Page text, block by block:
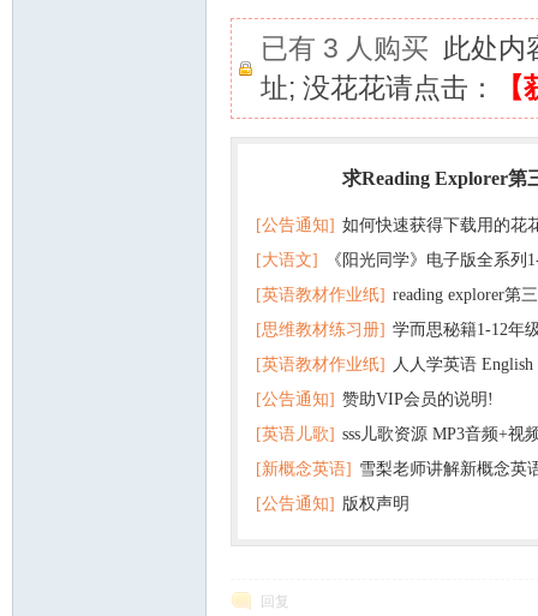
已有 3 人购买 此处内
址; 没花花请点击：
求Reading Explorer第
[公告通知] 如何快速获得下载用的花
[大语文]
《阳光同学》电子版全系列
+英语
[英语教材作业纸] reading explorer第
+音频 百度云网盘下载
[思维教材练习册] 学而思秘籍1-12年
子版PDF全册 百度网盘
[英语教材作业纸] 人人学英语
版pdf 百度网盘下载
[公告通知] 赞助VIP会员的说明!
[英语儿歌] sss儿歌资源 MP3音频+视
百度云网盘下载
[新概念英语] 雪梨老师讲解新概念英
[公告通知] 版权声明
回复